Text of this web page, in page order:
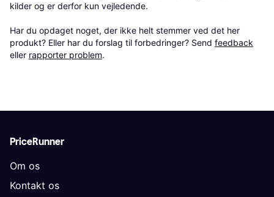
kilder og er derfor kun vejledende.
Har du opdaget noget, der ikke helt stemmer ved det her
produkt? Eller har du forslag til forbedringer? Send feedback
eller rapporter problem.
PriceRunner
Om os
Kontakt os